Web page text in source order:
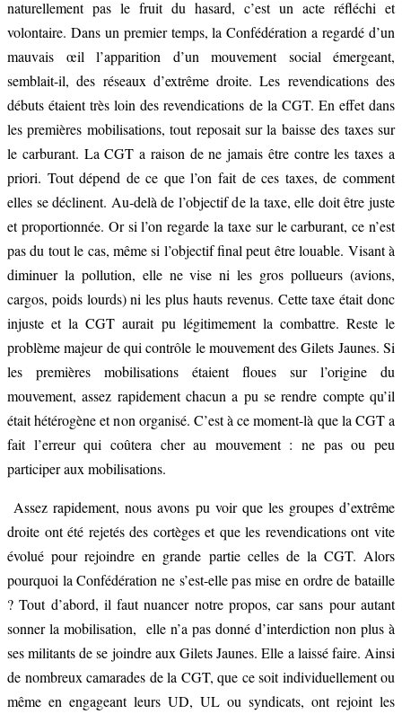
naturellement pas le fruit du hasard, c’est un acte réfléchi et
volontaire. Dans un premier temps, la Confédération a regardé d’un
mauvais œil l’apparition d’un mouvement social émergeant,
semblait-il, des réseaux d’extrême droite. Les revendications des
débuts étaient très loin des revendications de la CGT. En effet dans
les premières mobilisations, tout reposait sur la baisse des taxes sur
le carburant. La CGT a raison de ne jamais être contre les taxes a
priori. Tout dépend de ce que l’on fait de ces taxes, de comment
elles se déclinent. Au-delà de l’objectif de la taxe, elle doit être juste
et proportionnée. Or si l’on regarde la taxe sur le carburant, ce n’est
pas du tout le cas, même si l’objectif final peut être louable. Visant à
diminuer la pollution, elle ne vise ni les gros pollueurs (avions,
cargos, poids lourds) ni les plus hauts revenus. Cette taxe était donc
injuste et la CGT aurait pu légitimement la combattre. Reste le
problème majeur de qui contrôle le mouvement des Gilets Jaunes. Si
les premières mobilisations étaient floues sur l’origine du
mouvement, assez rapidement chacun a pu se rendre compte qu’il
était hétérogène et non organisé. C’est à ce moment-là que la CGT a
fait l’erreur qui coûtera cher au mouvement : ne pas ou peu
participer aux mobilisations.
Assez rapidement, nous avons pu voir que les groupes d’extrême
droite ont été rejetés des cortèges et que les revendications ont vite
évolué pour rejoindre en grande partie celles de la CGT. Alors
pourquoi la Confédération ne s’est-elle pas mise en ordre de bataille
? Tout d’abord, il faut nuancer notre propos, car sans pour autant
sonner la mobilisation, elle n’a pas donné d’interdiction non plus à
ses militants de se joindre aux Gilets Jaunes. Elle a laissé faire. Ainsi
de nombreux camarades de la CGT, que ce soit individuellement ou
même en engageant leurs UD, UL ou syndicats, ont rejoint les